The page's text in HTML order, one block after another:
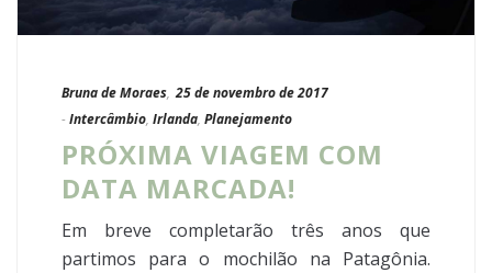
Bruna de Moraes, 25 de novembro de 2017
- Intercâmbio, Irlanda, Planejamento
PRÓXIMA VIAGEM COM
DATA MARCADA!
Em breve completarão três anos que
partimos para o mochilão na Patagônia.